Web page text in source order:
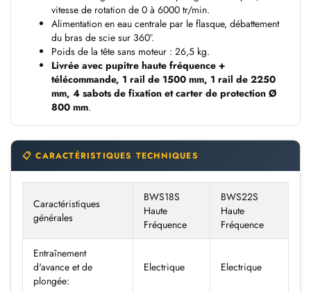
vitesse de rotation de 0 à 6000 tr/min.
Alimentation en eau centrale par le flasque, débattement
du bras de scie sur 360°.
Poids de la tête sans moteur : 26,5 kg.
Livrée avec pupitre haute fréquence +
télécommande, 1 rail de 1500 mm, 1 rail de 2250
mm, 4 sabots de fixation et carter de protection Ø
800 mm.
📋 CARACTÉRISTIQUES TECHNIQUES
Caractéristiques
générales
BWS18S
Haute
Fréquence
BWS22S
Haute
Fréquence
Entraînement
d'avance et de
plongée:
Electrique Electrique